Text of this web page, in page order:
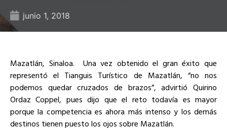
junio 1, 2018
Mazatlán, Sinaloa. Una vez obtenido el gran éxito que
representó el Tianguis Turístico de Mazatlán, “no nos
podemos quedar cruzados de brazos”, advirtió Quirino
Ordaz Coppel, pues dijo que el reto todavía es mayor
porque la competencia es ahora más intenso y los demás
destinos tienen puesto los ojos sobre Mazatlán.